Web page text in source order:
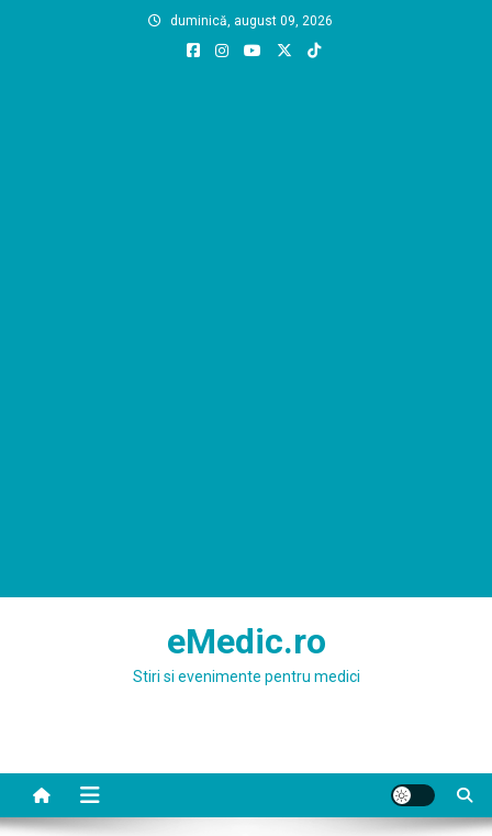
duminică, august 09, 2026
eMedic.ro
Stiri si evenimente pentru medici